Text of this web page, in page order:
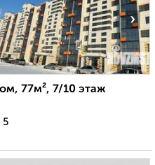
›
77м², 7/10 этаж
5